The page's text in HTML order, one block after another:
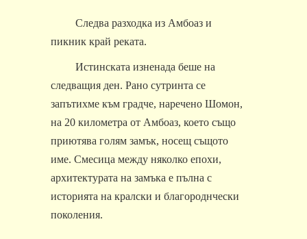
Следва разходка из Амбоаз и
пикник край реката.
Истинската изненада беше на
следващия ден. Рано сутринта се
запътихме към градче, наречено Шомон,
на 20 километра от Амбоаз, което също
приютява голям замък, носещ същото
име. Смесица между няколко епохи,
архитектурата на замъка е пълна с
историята на кралски и благороднчески
поколения.